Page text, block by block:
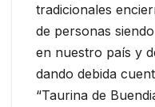
tradicionales
de personas
en nuestro país y
dando debida
“Taurina de